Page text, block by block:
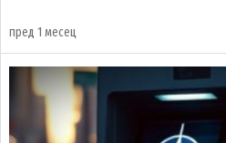
пред 1 месец